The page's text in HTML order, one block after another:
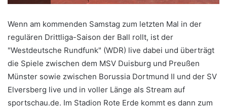
Wenn am kommenden Samstag zum letzten Mal in der
regulären Drittliga-Saison der Ball rollt, ist der
"Westdeutsche Rundfunk" (WDR) live dabei und überträgt
die Spiele zwischen dem MSV Duisburg und Preußen
Münster sowie zwischen Borussia Dortmund II und der SV
Elversberg live und in voller Länge als Stream auf
sportschau.de. Im Stadion Rote Erde kommt es dann zum